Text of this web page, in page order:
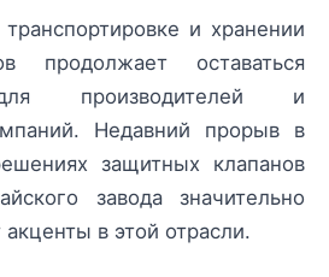
и хранении
продолжает оставаться
производителей и
Недавний прорыв в
защитных клапанов
завода значительно
в этой отрасли.